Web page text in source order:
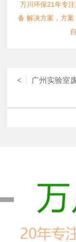
万川环保21年专
备 解决方案，方
< 广州实验室